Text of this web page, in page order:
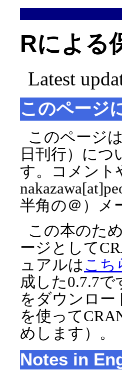
Rによる
Latest
このページ
このページ
日刊行）に
す。コメント
半角の＠）メ
この本のた
ージとして
ュアルはこち
成した0.7.7で
をダウンロー
を使って
めします）。
Notes in